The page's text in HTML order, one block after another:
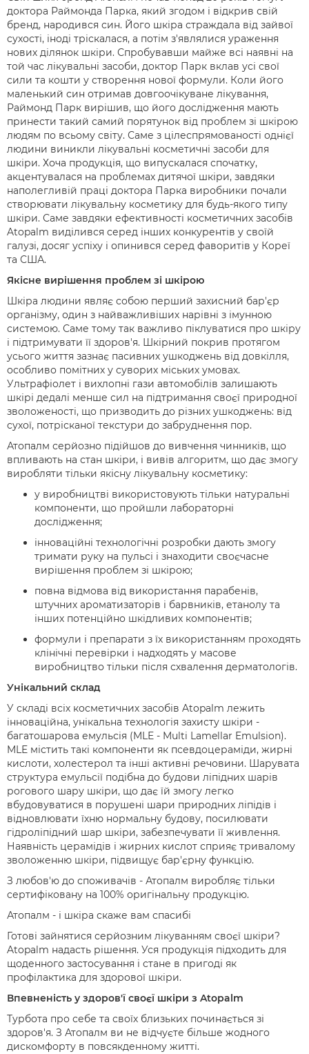
доктора Раймонда Парка, який згодом і відкрив свій
бренд, народився син. Його шкіра страждала від зайвої
сухості, іноді тріскалася, а потім з'являлися ураження
нових ділянок шкіри. Спробувавши майже всі наявні на
той час лікувальні засоби, доктор Парк вклав усі свої
сили та кошти у створення нової формули. Коли його
маленький син отримав довгоочікуване лікування,
Раймонд Парк вирішив, що його дослідження мають
принести такий самий порятунок від проблем зі шкірою
людям по всьому світу. Саме з цілеспрямованості однієї
людини виникли лікувальні косметичні засоби для
шкіри. Хоча продукція, що випускалася спочатку,
акцентувалася на проблемах дитячої шкіри, завдяки
наполегливій праці доктора Парка виробники почали
створювати лікувальну косметику для будь-якого типу
шкіри. Саме завдяки ефективності косметичних засобів
Atopalm виділився серед інших конкурентів у своїй
галузі, досяг успіху і опинився серед фаворитів у Кореї
та США.
Якісне вирішення проблем зі шкірою
Шкіра людини являє собою перший захисний бар'єр
організму, один з найважливіших нарівні з імунною
системою. Саме тому так важливо піклуватися про шкіру
і підтримувати її здоров'я. Шкірний покрив протягом
усього життя зазнає пасивних ушкоджень від довкілля,
особливо помітних у суворих міських умовах.
Ультрафіолет і вихлопні гази автомобілів залишають
шкірі дедалі менше сил на підтримання своєї природної
зволоженості, що призводить до різних ушкоджень: від
сухої, потрісканої текстури до забруднення пор.
Атопалм серйозно підійшов до вивчення чинників, що
впливають на стан шкіри, і вивів алгоритм, що дає змогу
виробляти тільки якісну лікувальну косметику:
у виробництві використовують тільки натуральні
компоненти, що пройшли лабораторні
дослідження;
інноваційні технологічні розробки дають змогу
тримати руку на пульсі і знаходити своєчасне
вирішення проблем зі шкірою;
повна відмова від використання парабенів,
штучних ароматизаторів і барвників, етанолу та
інших потенційно шкідливих компонентів;
формули і препарати з їх використанням проходять
клінічні перевірки і надходять у масове
виробництво тільки після схвалення дерматологів.
Унікальний склад
У складі всіх косметичних засобів Atopalm лежить
інноваційна, унікальна технологія захисту шкіри -
багатошарова емульсія (MLE - Multi Lamellar Emulsion).
MLE містить такі компоненти як псевдоцераміди, жирні
кислоти, холестерол та інші активні речовини. Шарувата
структура емульсії подібна до будови ліпідних шарів
рогового шару шкіри, що дає їй змогу легко
вбудовуватися в порушені шари природних ліпідів і
відновлювати їхню нормальну будову, посилювати
гідроліпідний шар шкіри, забезпечувати її живлення.
Наявність церамідів і жирних кислот сприяє тривалому
зволоженню шкіри, підвищує бар'єрну функцію.
З любов'ю до споживачів - Атопалм виробляє тільки
сертифіковану на 100% оригінальну продукцію.
Атопалм - і шкіра скаже вам спасибі
Готові зайнятися серйозним лікуванням своєї шкіри?
Atopalm надасть рішення. Уся продукція підходить для
щоденного застосування і стане в пригоді як
профілактика для здорової шкіри.
Впевненість у здоров'ї своєї шкіри з Atopalm
Турбота про себе та своїх близьких починається зі
здоров'я. З Атопалм ви не відчуєте більше жодного
дискомфорту в повсякденному житті.